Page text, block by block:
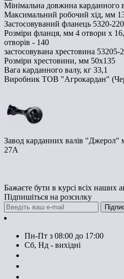
Мінімальна довжина карданного
Максимальний робочий хід, мм
Застосовуваний фланець 5320-
Розміри фланця, мм 4 отвори х
отворів - 140
застосовувана хрестовина 53205-
Розміри хрестовини, мм 50х135
Вага карданного валу, кг 33,1
Виробник ТОВ "Агрокардан"
Завод карданних валів "Джерол"
27А
Бажаєте бути в курсі всіх наших
Підпишіться на розсилку
Пн-Пт з 08:00 до 17:00
Сб, Нд - вихідні